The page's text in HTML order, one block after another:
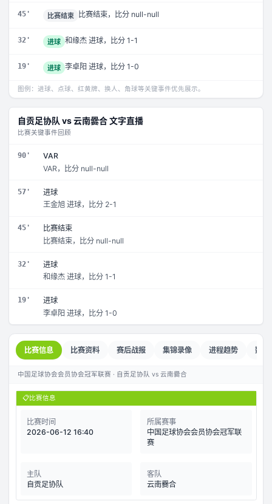
45' 比赛结束 比赛结束，比分 null-null
32' 进球 和缘杰 进球，比分 1-1
19' 进球 李卓阳 进球，比分 1-0
图例：进球、点球、红黄牌、换人、角球等关键事件优先展示。
自贡足协队 vs云南爨合文字直播
比赛关键事件回顾
90'
VAR
VAR，比分 null-null
57'
进球
王金旭 进球，比分 2-1
45'
比赛结束
比赛结束，比分 null-null
32'
进球
和缘杰 进球，比分 1-1
19'
进球
李卓阳 进球，比分 1-0
比赛信息 比赛资料 赛后战报 集锦录像 进程趋势 数据
中国足球协会会员协会冠军联赛 · 自贡足协队 vs 云南爨合
📋比赛信息
比赛时间
2026-06-12 16:40
所属赛事
中国足球协会会员协会冠军联
赛
主队
自贡足协队
客队
云南爨合